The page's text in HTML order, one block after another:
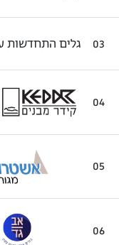
03 גלים התחדשות
04
05
06